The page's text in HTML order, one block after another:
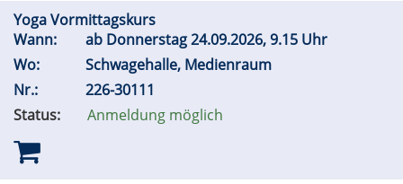
Yoga Vormittagskurs
Wann:
ab Donnerstag 24.09.2026, 9.15 Uhr
Wo:
Schwagehalle, Medienraum
Nr.:
226-30111
Status:
Anmeldung möglich